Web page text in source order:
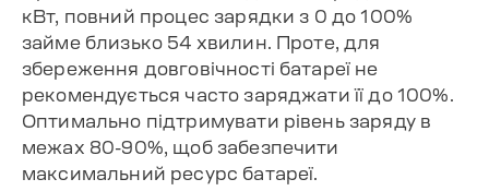
кВт, повний процес зарядки з 0 до 100%
займе близько 54 хвилин. Проте, для
збереження довговічності батареї не
рекомендується часто заряджати її до 100%.
Оптимально підтримувати рівень заряду в
межах 80-90%, щоб забезпечити
максимальний ресурс батареї.